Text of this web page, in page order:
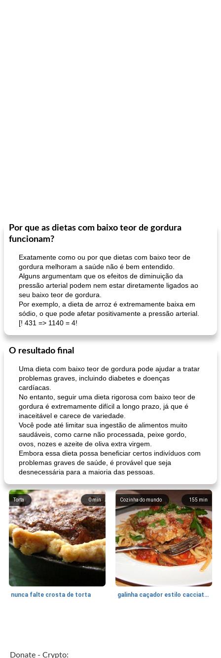
Por que as dietas com baixo teor de gordura
funcionam?
Exatamente como ou por que dietas com baixo teor de
gordura melhoram a saúde não é bem entendido.
Alguns argumentam que os efeitos de diminuição da
pressão arterial podem nem estar diretamente ligados ao
seu baixo teor de gordura.
Por exemplo, a dieta de arroz é extremamente baixa em
sódio, o que pode afetar positivamente a pressão arterial.
[! 431 => 1140 = 4!
O resultado final
Uma dieta com baixo teor de gordura pode ajudar a tratar
problemas graves, incluindo diabetes e doenças
cardíacas.
No entanto, seguir uma dieta rigorosa com baixo teor de
gordura é extremamente difícil a longo prazo, já que é
inaceitável e carece de variedade.
Você pode até limitar sua ingestão de alimentos muito
saudáveis, como carne não processada, peixe gordo,
ovos, nozes e azeite de oliva extra virgem.
Embora essa dieta possa beneficiar certos indivíduos com
problemas graves de saúde, é provável que seja
desnecessária para a maioria das pessoas.
0min
Torta
nunca falte crosta de torta
155 min
Cozinha do mundo
galinha caçador estilo cacciatore
Donate - Crypto: